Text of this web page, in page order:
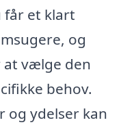
får et klart
og
at vælge den
behov.
og ydelser kan